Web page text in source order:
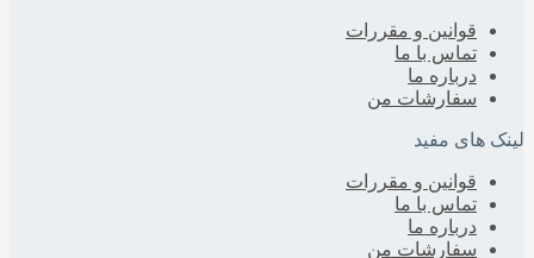
قوانین و مقررات
تماس با ما
درباره‌ ما
سفارشات من
لینک های مفید
قوانین و مقررات
تماس با ما
درباره‌ ما
سفارشات من